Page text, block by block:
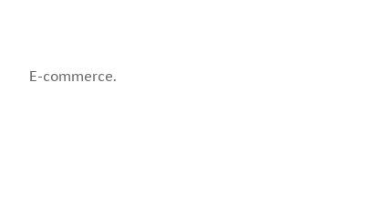
E-commerce.